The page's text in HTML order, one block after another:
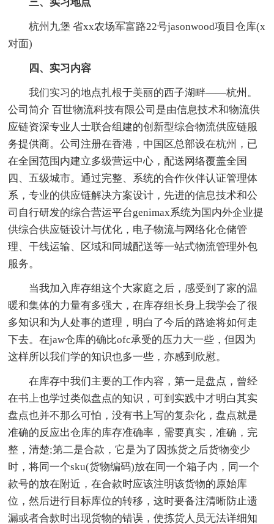
三、实习地点
杭州九堡 省xx农场军富路22号jasonwood项目仓库(x
对面)
四、实习内容
我们实习的地点扎根于美丽的西子湖畔——杭州。
公司简介 百世物流科技有限公司是由信息技术和物流供
应链资深专业人士联合组建的创新型综合物流供应链服
务提供商。公司注册在香港，中国区总部设在杭州，已
在全国范围内建立多级营运中心，配送网络覆盖全国
四、五级城市。通过完整、系统的合作伙伴认证管理体
系，专业的供应链解决方案设计，先进的信息技术和公
司自行研发的综合营运平台genimax系统为国内外企业提
供综合供应链设计与优化，电子物流与网络化仓储管
理、干线运输、区域和同城配送等一站式物流管理外包
服务。
当我加入库存组这个大家庭之后，感受到了家的温
暖和集体的力量有多强大，在库存组长身上我学会了很
多知识和为人处事的道理，明白了今后的路途将如何走
下去。在jaw仓库的确比ofc承受的压力大一些，但因为
这样所以我们学的知识也多一些，亦感到欣慰。
在库存中我们主要的工作内容，第一是盘点，曾经
在书上也学过类似盘点的知识，可到实践中才明白其实
盘点也并不那么可怕，没有书上写的复杂化，盘点就是
准确的反应出仓库的库存准确率，需要真实，准确，完
整，清楚;第二是合款，它是为了因拣货之后货物变少
时，将同一个sku(货物编码)放在同一个箱子内，同一个
款号的放在附近，在合款时应该注明该货物的原始库
位，然后进行目标库位的转移，这时要备注清晰防止遗
漏或者合款时出现货物的错误，使拣货人员无法详细知